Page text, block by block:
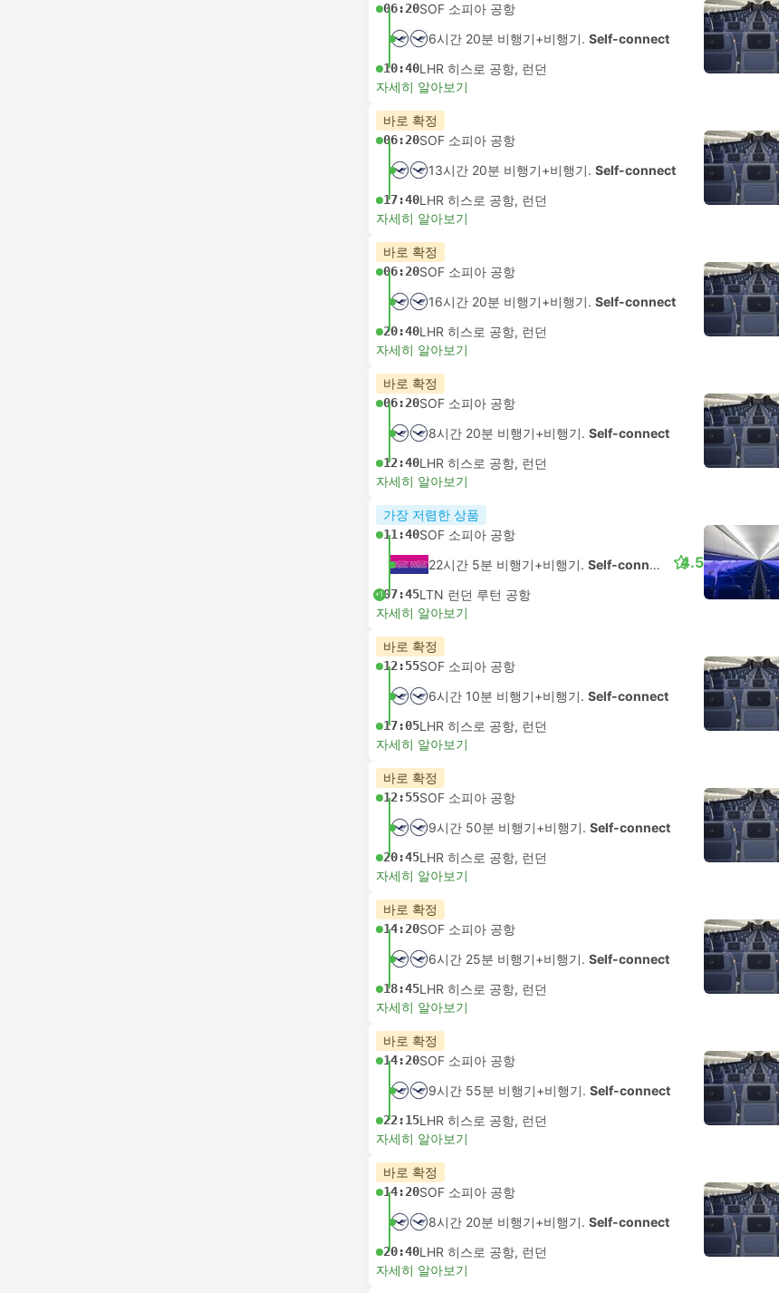
06:20SOF 소피아 공항
6시간 20분 비행기+비행기. Self-connect
10:40LHR 히스로 공항, 런던
자세히 알아보기
바로 확정
06:20SOF 소피아 공항
13시간 20분 비행기+비행기. Self-connect
17:40LHR 히스로 공항, 런던
자세히 알아보기
바로 확정
06:20SOF 소피아 공항
16시간 20분 비행기+비행기. Self-connect
20:40LHR 히스로 공항, 런던
자세히 알아보기
바로 확정
06:20SOF 소피아 공항
8시간 20분 비행기+비행기. Self-connect
12:40LHR 히스로 공항, 런던
자세히 알아보기
가장 저렴한 상품
11:40SOF 소피아 공항
22시간 5분 비행기+비행기. Self-connect
+107:45LTN 런던 루턴 공항
4.5
자세히 알아보기
바로 확정
12:55SOF 소피아 공항
6시간 10분 비행기+비행기. Self-connect
17:05LHR 히스로 공항, 런던
자세히 알아보기
바로 확정
12:55SOF 소피아 공항
9시간 50분 비행기+비행기. Self-connect
20:45LHR 히스로 공항, 런던
자세히 알아보기
바로 확정
14:20SOF 소피아 공항
6시간 25분 비행기+비행기. Self-connect
18:45LHR 히스로 공항, 런던
자세히 알아보기
바로 확정
14:20SOF 소피아 공항
9시간 55분 비행기+비행기. Self-connect
22:15LHR 히스로 공항, 런던
자세히 알아보기
바로 확정
14:20SOF 소피아 공항
8시간 20분 비행기+비행기. Self-connect
20:40LHR 히스로 공항, 런던
자세히 알아보기